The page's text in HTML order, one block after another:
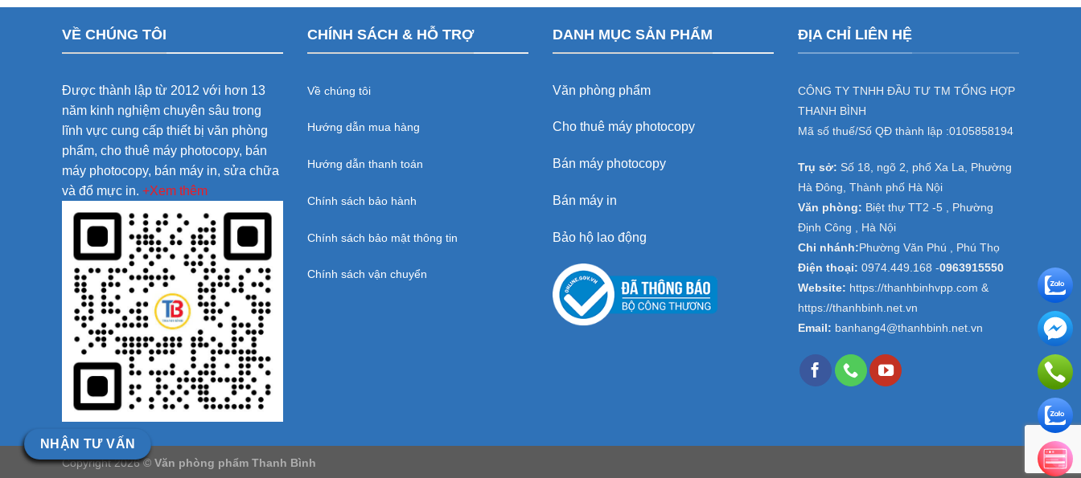
VỀ CHÚNG TÔI
Được thành lập từ 2012 với hơn 13
năm kinh nghiệm chuyên sâu trong
lĩnh vực cung cấp thiết bị văn phòng
phẩm, cho thuê máy photocopy, bán
máy photocopy, bán máy in, sửa chữa
và đổ mực in. +Xem thêm
CHÍNH SÁCH & HỖ TRỢ
Về chúng tôi
Hướng dẫn mua hàng
Hướng dẫn thanh toán
Chính sách bảo hành
Chính sách bảo mật thông tin
Chính sách vận chuyển
DANH MỤC SẢN PHẨM
Văn phòng phẩm
Cho thuê máy photocopy
Bán máy photocopy
Bán máy in
Bảo hộ lao động
ĐỊA CHỈ LIÊN HỆ
CÔNG TY TNHH ĐẦU TƯ TM TỔNG HỢP
THANH BÌNH
Mã số thuế/Số QĐ thành lập :0105858194
Trụ sở: Số 18, ngõ 2, phố Xa La, Phường
Hà Đông, Thành phố Hà Nội
Văn phòng: Biệt thự TT2 -5 , Phường
Định Công , Hà Nội
Chi nhánh: Phường Văn Phú , Phú Thọ
Điện thoại: 0974.449.168 -0963915550
Website: https://thanhbinhvpp.com &
https://thanhbinh.net.vn
Email: banhang4@thanhbinh.net.vn
Copyright 2026 © Văn phòng phẩm Thanh Bình
NHẬN TƯ VẤN